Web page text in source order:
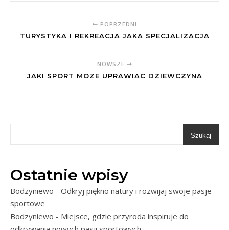
POPRZEDNI
TURYSTYKA I REKREACJA JAKA SPECJALIZACJA
NOWSZE
JAKI SPORT MOZE UPRAWIAC DZIEWCZYNA
Szukaj
Ostatnie wpisy
Bodzyniewo - Odkryj piękno natury i rozwijaj swoje pasje
sportowe
Bodzyniewo - Miejsce, gdzie przyroda inspiruje do